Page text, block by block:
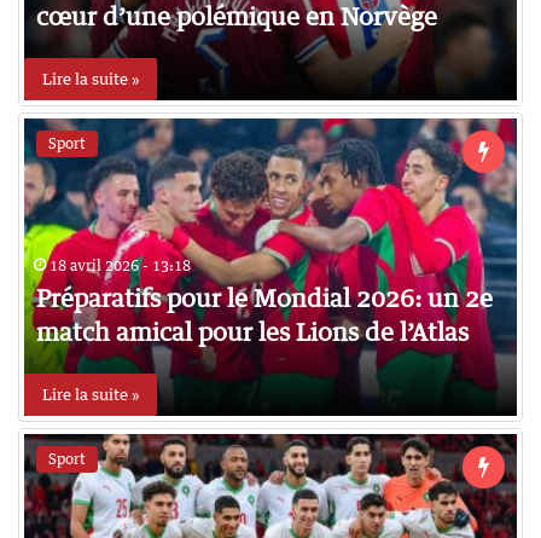
cœur d’une polémique en Norvège
Lire la suite »
Sport
18 avril 2026 - 13:18
Préparatifs pour le Mondial 2026: un 2e
match amical pour les Lions de l’Atlas
Lire la suite »
Sport